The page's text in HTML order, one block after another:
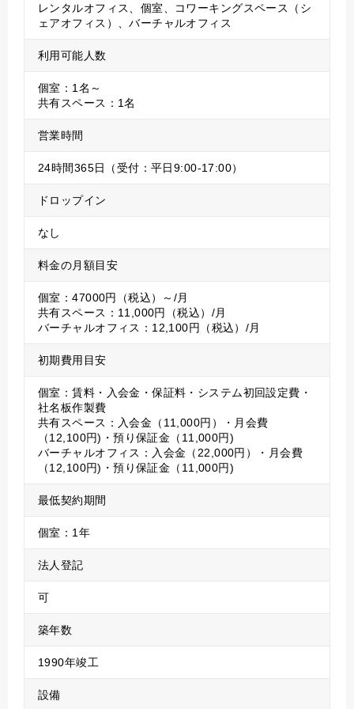
レンタルオフィス、個室、コワーキングスペース（シ
ェアオフィス）、バーチャルオフィス
利用可能人数
個室：1名～
共有スペース：1名
営業時間
24時間365日（受付：平日9:00-17:00）
ドロップイン
なし
料金の月額目安
個室：47000円（税込）～/月
共有スペース：11,000円（税込）/月
バーチャルオフィス：12,100円（税込）/月
初期費用目安
個室：賃料・入会金・保証料・システム初回設定費・
社名板作製費
共有スペース：入会金（11,000円）・月会費
（12,100円)・預り保証金（11,000円)
バーチャルオフィス：入会金（22,000円）・月会費
（12,100円)・預り保証金（11,000円)
最低契約期間
個室：1年
法人登記
可
築年数
1990年竣工
設備